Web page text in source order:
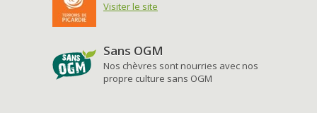
Visiter le site
Sans OGM
Nos chèvres sont nourries avec nos
propre culture sans OGM